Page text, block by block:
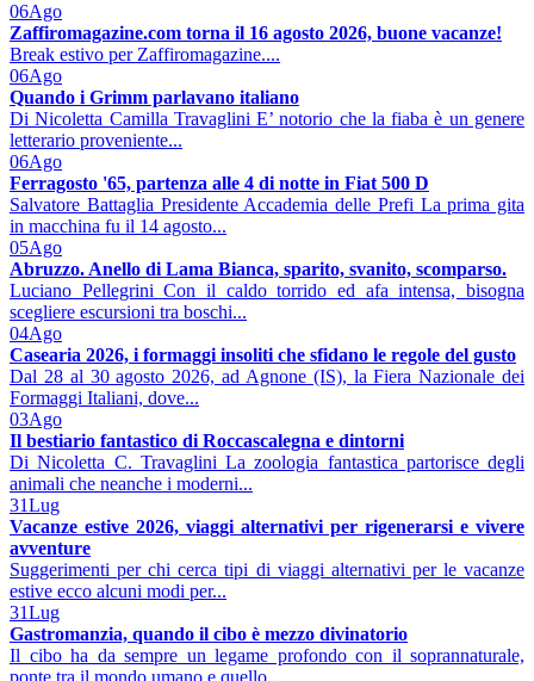
06Ago
Zaffiromagazine.com torna il 16 agosto 2026, buone vacanze!
Break estivo per Zaffiromagazine....
06Ago
Quando i Grimm parlavano italiano
Di Nicoletta Camilla Travaglini E’ notorio che la fiaba è un genere
letterario proveniente...
06Ago
Ferragosto '65, partenza alle 4 di notte in Fiat 500 D
Salvatore Battaglia Presidente Accademia delle Prefi La prima gita
in macchina fu il 14 agosto...
05Ago
Abruzzo. Anello di Lama Bianca, sparito, svanito, scomparso.
Luciano Pellegrini Con il caldo torrido ed afa intensa, bisogna
scegliere escursioni tra boschi...
04Ago
Casearia 2026, i formaggi insoliti che sfidano le regole del gusto
Dal 28 al 30 agosto 2026, ad Agnone (IS), la Fiera Nazionale dei
Formaggi Italiani, dove...
03Ago
Il bestiario fantastico di Roccascalegna e dintorni
Di Nicoletta C. Travaglini La zoologia fantastica partorisce degli
animali che neanche i moderni...
31Lug
Vacanze estive 2026, viaggi alternativi per rigenerarsi e vivere
avventure
Suggerimenti per chi cerca tipi di viaggi alternativi per le vacanze
estive ecco alcuni modi per...
31Lug
Gastromanzia, quando il cibo è mezzo divinatorio
Il cibo ha da sempre un legame profondo con il soprannaturale,